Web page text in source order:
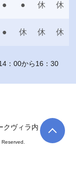
● ● 休 休
● 休 休 休
：00から16：30
クヴィラ内